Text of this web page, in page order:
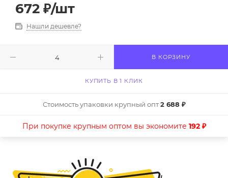
672 ₽/шт
Нашли дешевле?
В КОРЗИНУ
КУПИТЬ В 1 КЛИК
Стоимость упаковки крупный опт2 688 ₽
При покупке крупным оптом вы экономите 192 ₽